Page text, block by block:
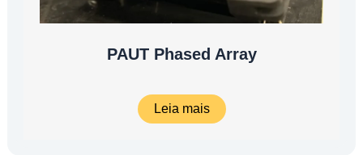
PAUT Phased Array
Leia mais